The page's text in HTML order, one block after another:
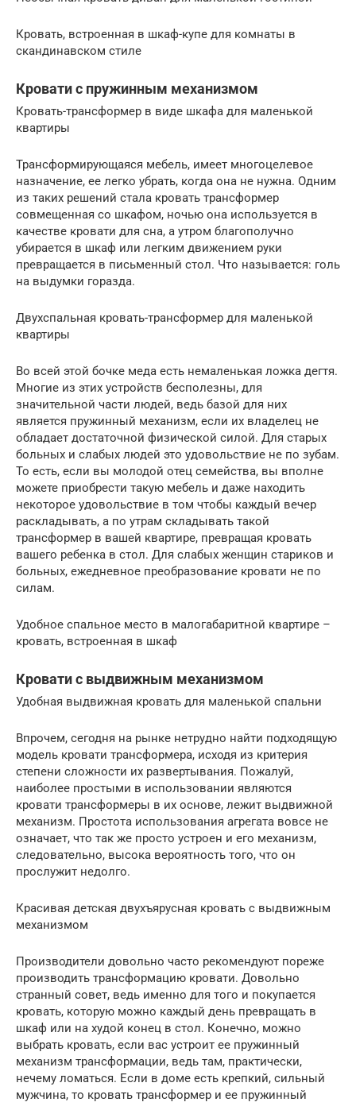
Кровать, встроенная в шкаф-купе для комнаты в
скандинавском стиле
Кровати с пружинным механизмом
Кровать-трансформер в виде шкафа для маленькой
квартиры
Трансформирующаяся мебель, имеет многоцелевое
назначение, ее легко убрать, когда она не нужна. Одним
из таких решений стала кровать трансформер
совмещенная со шкафом, ночью она используется в
качестве кровати для сна, а утром благополучно
убирается в шкаф или легким движением руки
превращается в письменный стол. Что называется: голь
на выдумки горазда.
Двухспальная кровать-трансформер для маленькой
квартиры
Во всей этой бочке меда есть немаленькая ложка дегтя.
Многие из этих устройств бесполезны, для
значительной части людей, ведь базой для них
является пружинный механизм, если их владелец не
обладает достаточной физической силой. Для старых
больных и слабых людей это удовольствие не по зубам.
То есть, если вы молодой отец семейства, вы вполне
можете приобрести такую мебель и даже находить
некоторое удовольствие в том чтобы каждый вечер
раскладывать, а по утрам складывать такой
трансформер в вашей квартире, превращая кровать
вашего ребенка в стол. Для слабых женщин стариков и
больных, ежедневное преобразование кровати не по
силам.
Удобное спальное место в малогабаритной квартире –
кровать, встроенная в шкаф
Кровати с выдвижным механизмом
Удобная выдвижная кровать для маленькой спальни
Впрочем, сегодня на рынке нетрудно найти подходящую
модель кровати трансформера, исходя из критерия
степени сложности их развертывания. Пожалуй,
наиболее простыми в использовании являются
кровати трансформеры в их основе, лежит выдвижной
механизм. Простота использования агрегата вовсе не
означает, что так же просто устроен и его механизм,
следовательно, высока вероятность того, что он
прослужит недолго.
Красивая детская двухъярусная кровать с выдвижным
механизмом
Производители довольно часто рекомендуют пореже
производить трансформацию кровати. Довольно
странный совет, ведь именно для того и покупается
кровать, которую можно каждый день превращать в
шкаф или на худой конец в стол. Конечно, можно
выбрать кровать, если вас устроит ее пружинный
механизм трансформации, ведь там, практически,
нечему ломаться. Если в доме есть крепкий, сильный
мужчина, то кровать трансформер и ее пружинный